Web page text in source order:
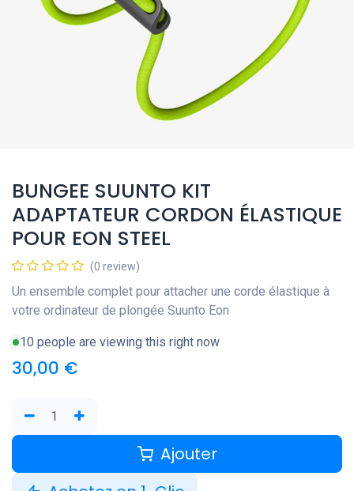
BUNGEE SUUNTO KIT
ADAPTATEUR CORDON ÉLASTIQUE
POUR EON STEEL
(0 review)
Un ensemble complet pour attacher une corde élastique à
votre ordinateur de plongée Suunto Eon
10 people are viewing this right now
30,00 €
Ajouter